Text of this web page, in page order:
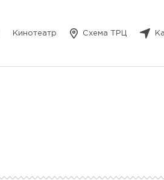
Кинотеатр Схема ТРЦ